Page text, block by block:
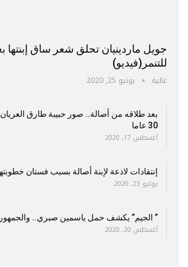
جويل ماردينيان تحلق شعر ساق إبنتها
للتنمر(فيديو)
عالية يونيو 25, 2020
بعد طلاقه من أصالة.. صور حبيبة طارق
30 عاما
أغسطس 17, 2020
إنتقادات لاذعة لإبنة أصالة بسبب فستان
يوليو 23, 2020
” الجيم” يكشف حمل ياسمين صبري.. والجمهور
أغسطس 20, 2020